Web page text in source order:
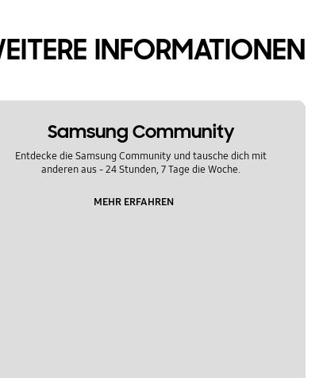
INFORMATIONEN
Samsung Community
Entdecke die Samsung Community und tausche dich mit
anderen aus - 24 Stunden, 7 Tage die Woche.
MEHR ERFAHREN